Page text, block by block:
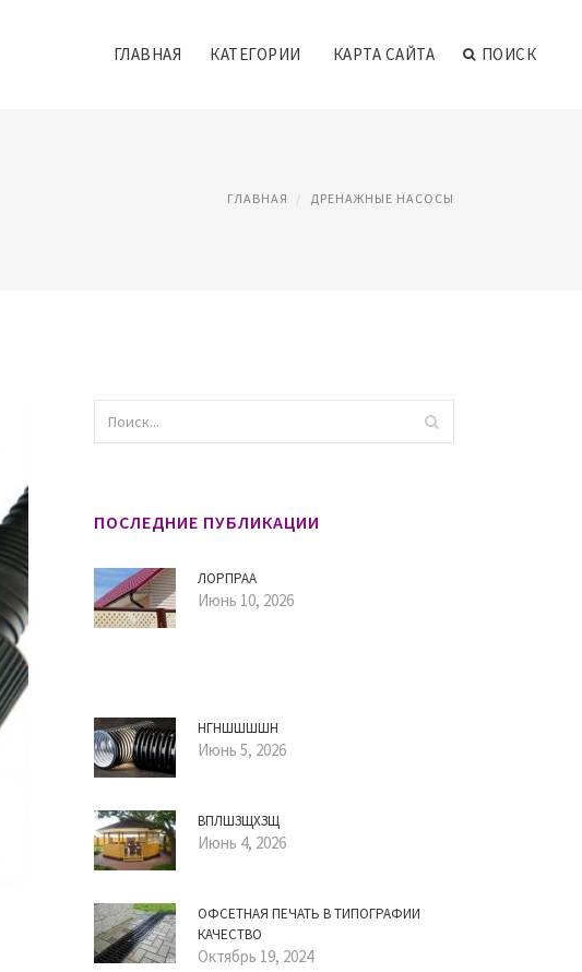
ГЛАВНАЯ КАТЕГОРИИ КАРТА САЙТА ПОИСК
ГЛАВНАЯ ДРЕНАЖНЫЕ НАСОСЫ
ПОСЛЕДНИЕ ПУБЛИКАЦИИ
ЛОРПРАА
Июнь 10, 2026
НГНШШШШН
Июнь 5, 2026
ВПЛШЗЩХЗЩ
Июнь 4, 2026
ОФСЕТНАЯ ПЕЧАТЬ В ТИПОГРАФИИ
КАЧЕСТВО
Октябрь 19, 2024